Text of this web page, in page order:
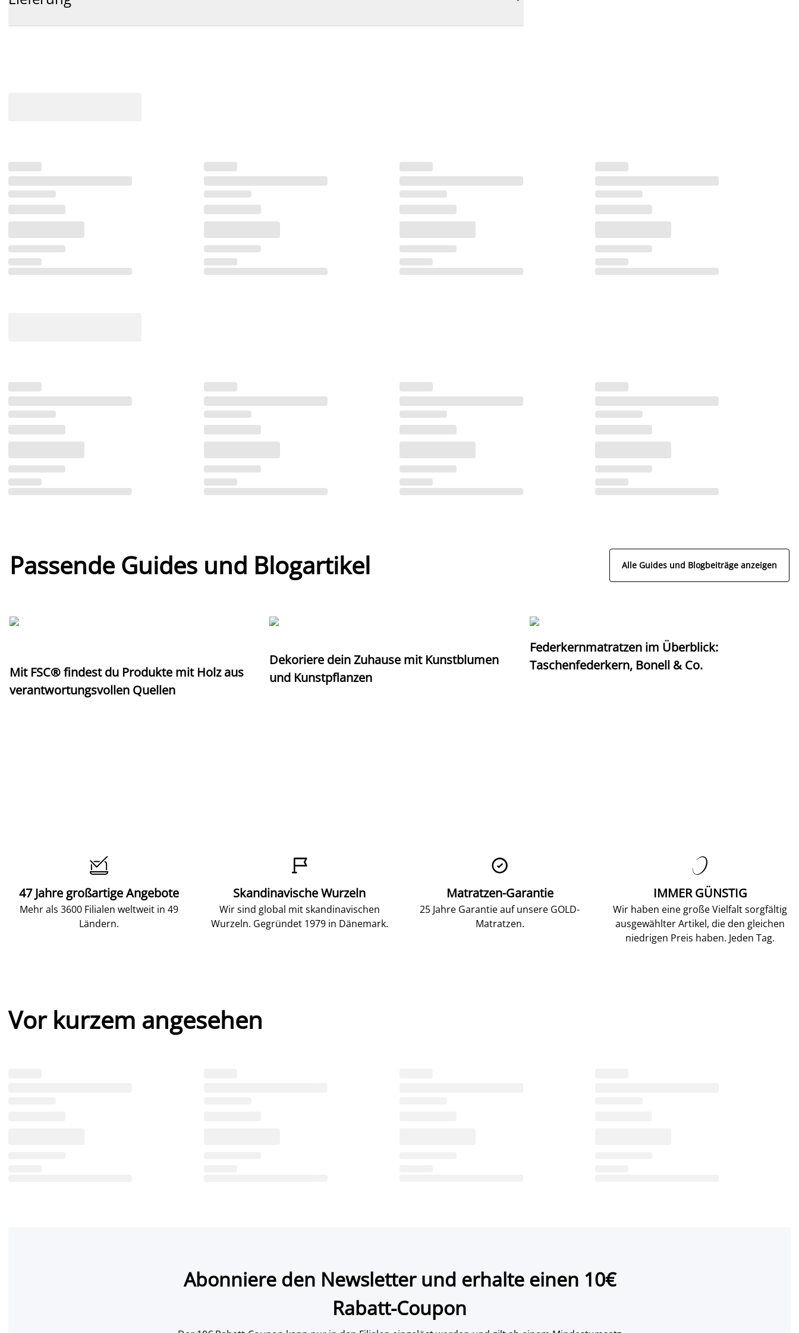
Passende Guides und Blogartikel Alle Guides und Blogbeiträge anzeigen
Mit FSC® findest du Produkte mit Holz aus
verantwortungsvollen Quellen
Dekoriere dein Zuhause mit Kunstblumen
und Kunstpflanzen
Federkernmatratzen im Überblick:
Taschenfederkern, Bonell & Co.

47 Jahre großartige Angebote
Mehr als 3600 Filialen weltweit in 49
Ländern.

Skandinavische Wurzeln
Wir sind global mit skandinavischen
Wurzeln. Gegründet 1979 in Dänemark.

Matratzen-Garantie
25 Jahre Garantie auf unsere GOLD-
Matratzen.

IMMER GÜNSTIG
Wir haben eine große Vielfalt sorgfältig
ausgewählter Artikel, die den gleichen
niedrigen Preis haben. Jeden Tag.
Vor kurzem angesehen
Abonniere den Newsletter und erhalte einen 10€
Rabatt-Coupon